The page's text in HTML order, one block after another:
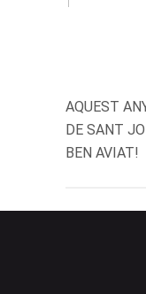
AQUEST
DE SANT
BEN AVIAT!